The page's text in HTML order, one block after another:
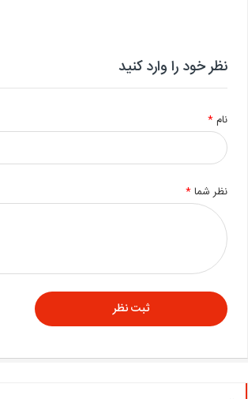
نظر خود را وارد کنید
نام*
نظر شما*